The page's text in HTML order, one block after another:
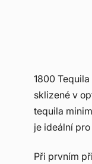
1800
sklizené v
tequila
je ideální
Při prvním